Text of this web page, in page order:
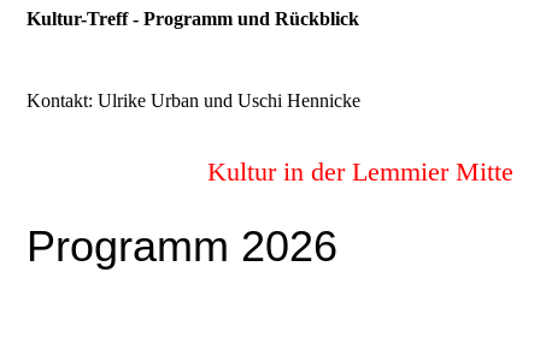
Kultur-Treff - Programm und Rückblick
Kontakt: Ulrike Urban und Uschi Hennicke
Kultur in der Lemmier Mitte
Programm 2026